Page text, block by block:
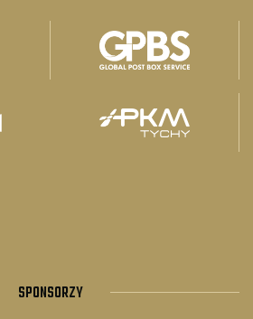
SPONSORZY